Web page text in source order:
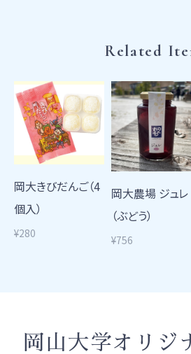
Related
岡大きびだんご（4
個入）
¥280
岡大農場 ジュレ
（ぶどう）
¥756
岡山大学オリジ